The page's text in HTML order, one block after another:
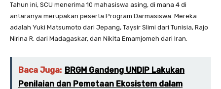
Tahun ini, SCU menerima 10 mahasiswa asing, di mana 4 di
antaranya merupakan peserta Program Darmasiswa. Mereka
adalah Yuki Matsumoto dari Jepang, Taysir Slimi dari Tunisia, Rajo
Nirina R. dari Madagaskar, dan Nikita Emamjomeh dari Iran.
Baca Juga: BRGM Gandeng UNDIP Lakukan
Penilaian dan Pemetaan Ekosistem dalam